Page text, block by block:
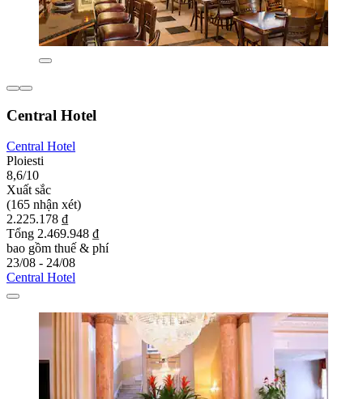
Central Hotel
Central Hotel
Ploiesti
8,6/10
Xuất sắc
(165 nhận xét)
2.225.178 ₫
Tổng 2.469.948 ₫
bao gồm thuế & phí
23/08 - 24/08
Central Hotel